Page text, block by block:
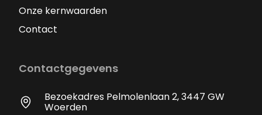
Onze kernwaarden
Contact
Contactgegevens
Bezoekadres Pelmolenlaan 2, 3447 GW
Woerden